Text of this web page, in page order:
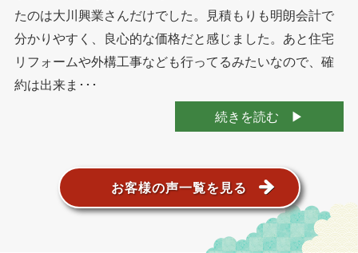
たのは大川興業さんだけでした。見積もりも明朗会計で
分かりやすく、良心的な価格だと感じました。あと住宅
リフォームや外構工事なども行ってるみたいなので、確
約は出来ま･･･
続きを読む
お客様の声一覧を見る